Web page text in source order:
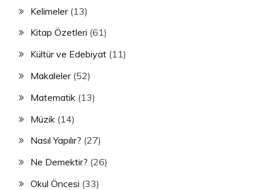
Kelimeler(13)
Kitap Özetleri (61)
Kültür ve Edebiyat (11)
Makaleler(52)
Matematik (13)
Müzik (14)
Nasıl Yapılır? (27)
Ne Demektir? (26)
Okul Öncesi (33)